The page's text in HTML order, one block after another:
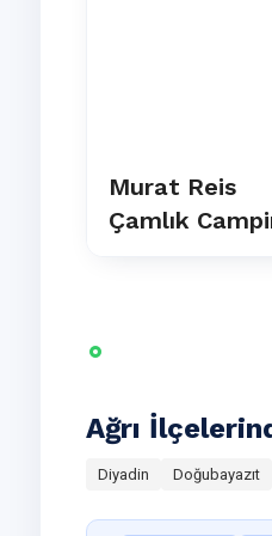
Murat Reis
Çamlık
Ağrı
Diyadin Doğubayazıt